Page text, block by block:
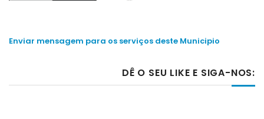
Enviar mensagem para os serviços deste Municipio
DÊ O SEU LIKE E SIGA-NOS: